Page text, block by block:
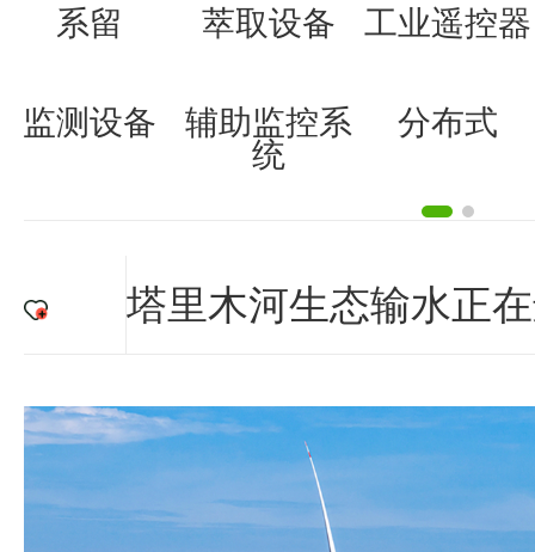
系留 萃取设备 工业遥控器
监测设备 辅助监控系
统
分布式
塔里木河生态输水正